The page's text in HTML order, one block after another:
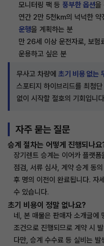
모니터링 팩 등 풍부한 옵션을
연간 2만 5천km의 넉넉한 약
운행을 계획하는 분
만 26세 이상 운전자로, 보험
운용하고 싶은 분
무사고 차량에 초기 비용 없는
스포티지 하이브리드를 최첨
없이 시작할 절호의 기회입니
자주 묻는 질문
승계 절차는 어떻게 진행되나요
장기렌트 승계는 이어카 플랫
점검, 서류 심사, 계약 승계 동
후 명의 이전이 완료됩니다. 자
수 있습니다.
초기 비용이 정말 없나요?
네, 본 매물은 판매자 소개글에
조건으로 진행되므로 계약 시
다만, 승계 수수료 등 실비는 발